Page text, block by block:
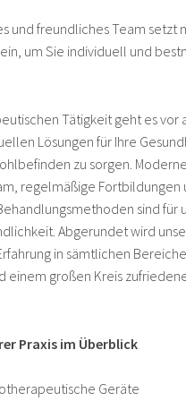
und freundliches Team setzt
um Sie individuell und
Tätigkeit geht es vor
Lösungen für Ihre
zu sorgen.
regelmäßige Fortbildungen
sind für
Abgerundet wird
in sämtlichen
einem großen Kreis
Praxis im Überblick
Geräte